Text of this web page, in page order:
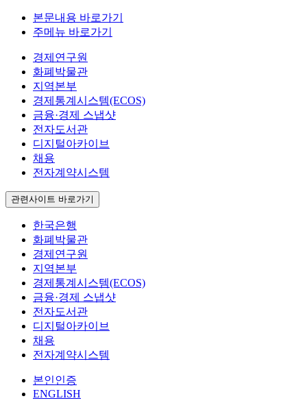
본문내용 바로가기
주메뉴 바로가기
경제연구원
화폐박물관
지역본부
경제통계시스템(ECOS)
금융·경제 스냅샷
전자도서관
디지털아카이브
채용
전자계약시스템
관련사이트 바로가기
한국은행
화폐박물관
경제연구원
지역본부
경제통계시스템(ECOS)
금융·경제 스냅샷
전자도서관
디지털아카이브
채용
전자계약시스템
본인인증
ENGLISH